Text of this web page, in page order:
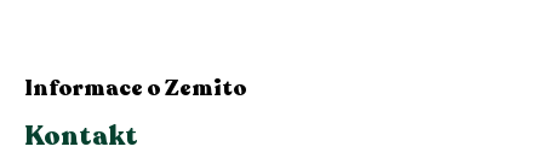
Informace o Zemito
Kontakt